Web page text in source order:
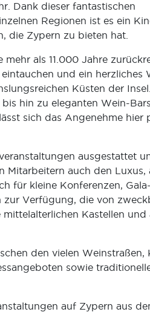
Dank dieser fantastischen
Regionen ist es ein
die Zypern zu bieten hat.
als 11.000 Jahre
und ein herzliches
Küsten der
hin zu eleganten Wein-
sich das Angenehme hier
ausgestattet
Mitarbeitern auch den Luxus,
für kleine Konferenzen,
Verfügung, die von
Kastellen und
den vielen Weinstraßen,
sowie
auf Zypern aus